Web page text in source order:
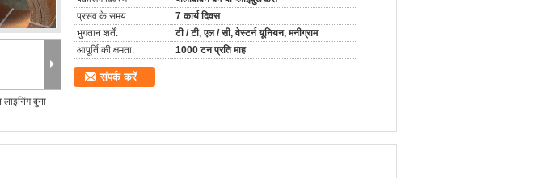
बुना
प्रसव के समय:
7 कार्य दिवस
भुगतान शर्तें:
टी / टी, एल / सी, वेस्टर्न यूनियन, मनीग्राम
आपूर्ति की क्षमता:
1000 टन प्रति माह
संपर्क करें